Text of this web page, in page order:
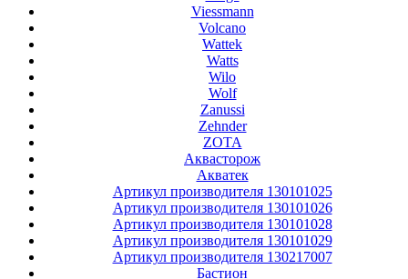
Viessmann
Volcano
Wattek
Watts
Wilo
Wolf
Zanussi
Zehnder
ZOTA
Аквасторож
Акватек
Артикул производителя 130101025
Артикул производителя 130101026
Артикул производителя 130101028
Артикул производителя 130101029
Артикул производителя 130217007
Бастион